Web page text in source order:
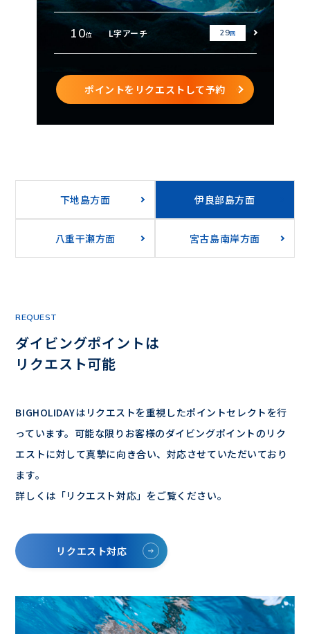
10位 L字アーチ 29回
ポイントをリクエストして予約
下地島方面 伊良部島方面
八重干瀬方面 宮古島南岸方面
REQUEST
ダイビングポイントは
リクエスト可能
BIGHOLIDAYはリクエストを重視したポイントセレクトを行
っています。可能な限りお客様のダイビングポイントのリク
エストに対して真摯に向き合い、対応させていただいており
ます。
詳しくは「リクエスト対応」をご覧ください。
リクエスト対応